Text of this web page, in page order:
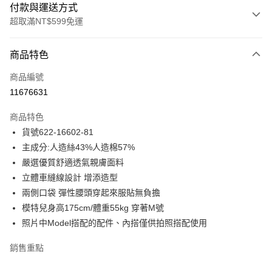
付款與運送方式
超取滿NT$599免運
信用卡一次付款
信用卡分期付款
合作金庫商業銀行
華南商業銀行
上海商業儲蓄銀行
國泰世華商業銀行
臺灣中小企業銀行
匯豐（台灣）商業銀行
華泰商業銀行
聯邦商業銀行
遠東國際商業銀行
元大商業銀行
永豐商業銀行
玉山商業銀行
星展（台灣）商業銀行
台灣樂天信用卡公司
超商取貨付款
LINE Pay
Apple Pay
街口支付
商品特色
商品編號
11676631
商品特色
貨號622-16602-81
主成分:人造絲43%人造棉57%
嚴選優質舒適透氣親膚面料
立體車縫線設計 增添造型
兩側口袋 彈性腰頭穿起來服貼無負擔
模特兒身高175cm/體重55kg 穿著M號
照片中Model搭配的配件、內搭僅供拍照搭配使用
銷售重點